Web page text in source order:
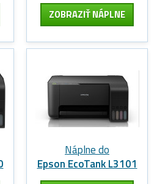
ZOBRAZIŤ NÁPLNE
Náplne do
Epson EcoTank L3101